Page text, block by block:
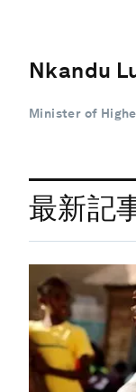
Nkandu
Minister of
最新記